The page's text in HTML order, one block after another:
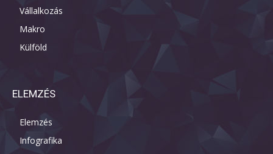
Vállalkozás
Makro
Külföld
ELEMZÉS
Elemzés
Infografika